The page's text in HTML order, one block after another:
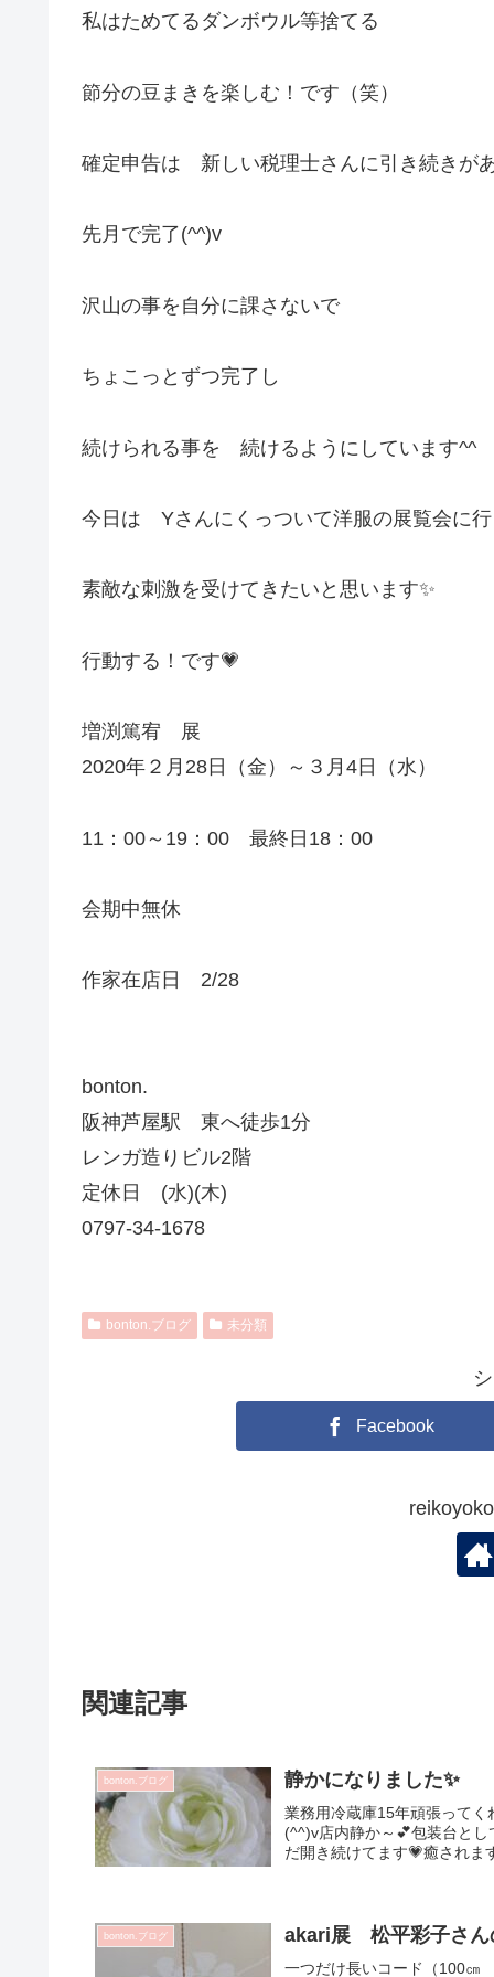
私はためてるダンボウル等捨てる
節分の豆まきを楽しむ！です（笑）
確定申告は 新しい税理士さんに引き続きが
先月で完了(^^)v
沢山の事を自分に課さないで
ちょこっとずつ完了し
続けられる事を 続けるようにしています^^
今日は Yさんにくっついて洋服の展覧会に行
素敵な刺激を受けてきたいと思います✨
行動する！です💗
増渕篤宥 展
2020年２月28日（金）～３月4日（水）
11：00～19：00 最終日18：00
会期中無休
作家在店日 2/28
bonton.
阪神芦屋駅 東へ徒歩1分
レンガ造りビル2階
定休日 (水)(木)
0797-34-1678
bonton.ブログ 未分類
Facebook
関連記事
bonton.ブログ 静かになりました✨
業務用冷蔵庫15年頑張って
(^^)v店内静か～💕包装台と
だ開き続けてます💗癒され
bonton.ブログ akari展 松平彩子さん
一つだけ長いコード（100